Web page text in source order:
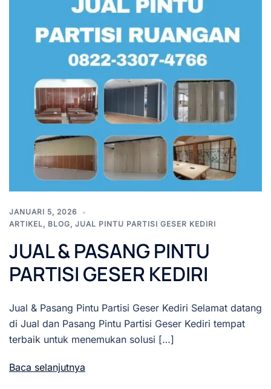
JANUARI 5, 2026
ARTIKEL, BLOG, JUAL PINTU PARTISI GESER KEDIRI
JUAL & PASANG PINTU
PARTISI GESER KEDIRI
Jual & Pasang Pintu Partisi Geser Kediri Selamat datang
di Jual dan Pasang Pintu Partisi Geser Kediri tempat
terbaik untuk menemukan solusi […]
Baca selanjutnya